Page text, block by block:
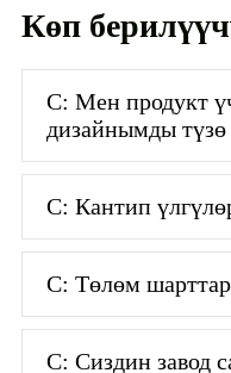
Көп
С: Мен продукт
дизайнымды
С: Кантип
С: Төлөм
С: Сиздин завод